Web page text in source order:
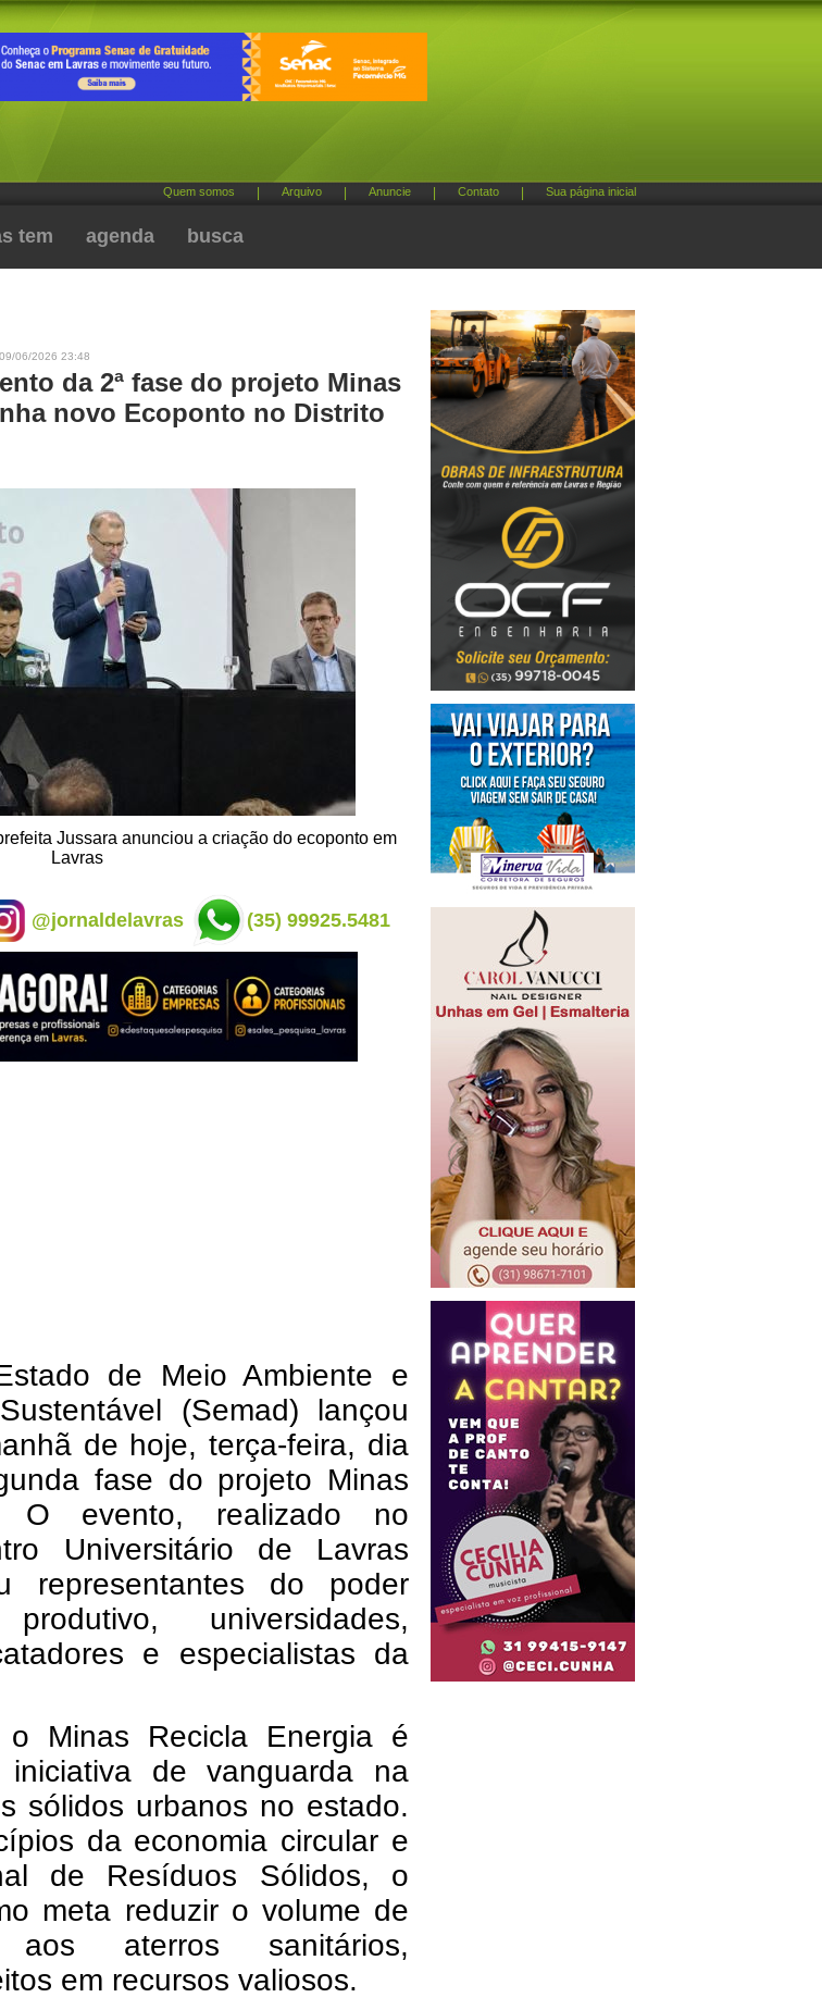
Quem somos Arquivo Anuncie Contato Sua página inicial
tem agenda busca
06/2026 23:48
da 2ª fase do projeto Minas
novo Ecoponto no Distrito
Jussara anunciou a criação do ecoponto em
Lavras
@jornaldelavras (35) 99925.5481
de Meio Ambiente e
(Semad) lançou
de hoje, terça-feira, dia
fase do projeto Minas
O evento, realizado no
Universitário de Lavras
representantes do poder
universidades,
e especialistas da
Minas Recicla Energia é
iniciativa de vanguarda na
sólidos urbanos no estado.
da economia circular e
de Resíduos Sólidos, o
meta reduzir o volume de
aterros sanitários,
em recursos valiosos.